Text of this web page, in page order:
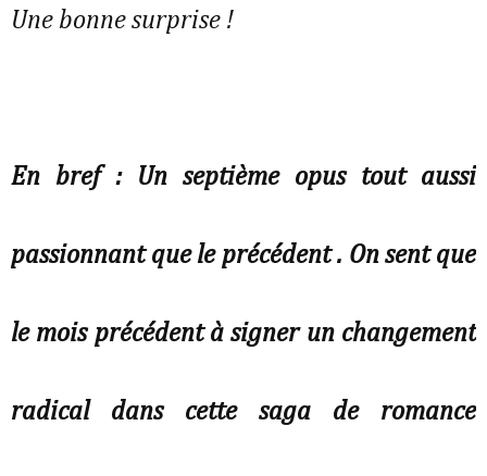
Une bonne surprise !
En bref : Un septième opus tout aussi
passionnant que le précédent . On sent que
le mois précédent à signer un changement
radical dans cette saga de romance